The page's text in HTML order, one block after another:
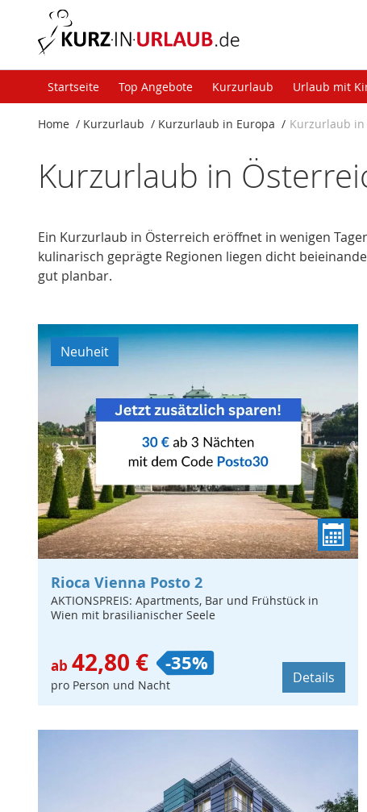
Startseite Top Angebote Kurzurlaub Urlaub mit
Home Kurzurlaub Kurzurlaub in Europa Kurzurlaub
Kurzurlaub in
Ein Kurzurlaub in Österreich eröffnet in wenigen
kulinarisch geprägte Regionen liegen dicht
gut planbar.
Neuheit
Rioca Vienna Posto 2
AKTIONSPREIS: Apartments, Bar und Frühstück in
Wien mit brasilianischer Seele
ab 42,80 € -35%
pro Person und Nacht Details